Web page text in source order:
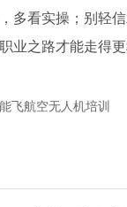
多看实操；别轻
业之路才能走得
飞航空无人机培训